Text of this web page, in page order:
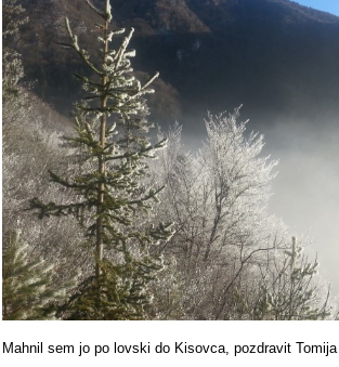
Mahnil sem jo po lovski do Kisovca, pozdravit Tomija